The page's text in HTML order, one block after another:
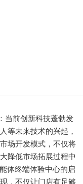
前创新科技蓬勃发
等未来技术的兴起，
场开发模式，不仅将
降低市场拓展过程中
体终端体验中心的启
，不仅让门店有足够